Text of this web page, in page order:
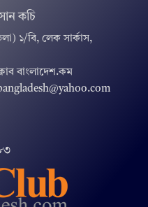
কচি
১/বি, লেক সার্কাস,
বাংলাদেশ.কম